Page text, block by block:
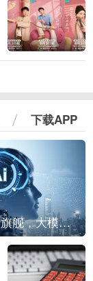
下载APP
一个月9款旗舰，大模型进入「月抛」时代？